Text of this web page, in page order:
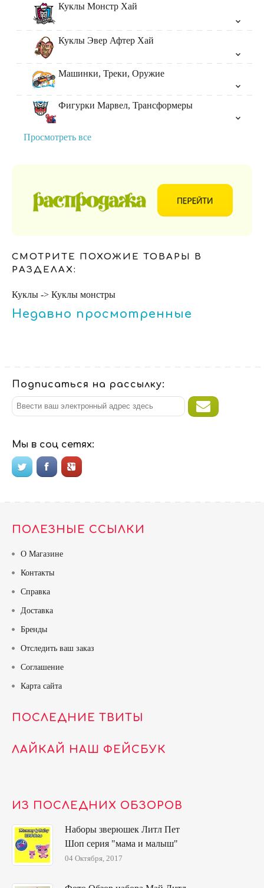
Куклы Монстр Хай
Куклы Эвер Афтер Хай
Машинки, Треки, Оружие
Фигурки Марвел, Трансформеры
Просмотреть все
СМОТРИТЕ ПОХОЖИЕ ТОВАРЫ В
РАЗДЕЛАХ:
Куклы -> Куклы монстры
Недавно просмотренные
Подписаться на рассылку:
Мы в соц сетях:
ПОЛЕЗНЫЕ ССЫЛКИ
О Магазине
Контакты
Справка
Доставка
Бренды
Отследить ваш заказ
Соглашение
Карта сайта
ПОСЛЕДНИЕ ТВИТЫ
ЛАЙКАЙ НАШ ФЕЙСБУК
ИЗ ПОСЛЕДНИХ ОБЗОРОВ
Наборы зверюшек Литл Пет
Шоп серия "мама и малыш"
04 Октября, 2017